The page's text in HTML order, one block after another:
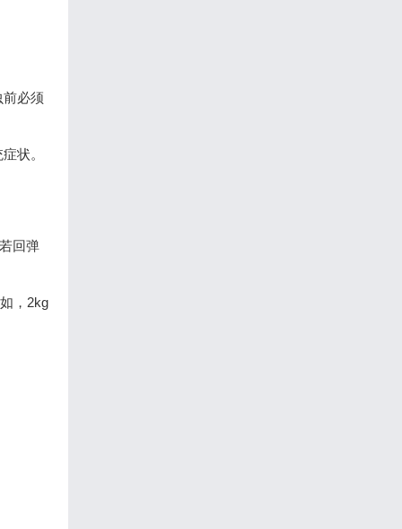
必须
状。
回弹
，2kg